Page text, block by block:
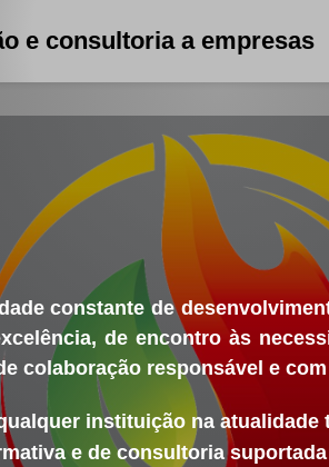
e consultoria a empresas
constante de
de encontro às
colaboração responsável e
instituição na
e de consultoria